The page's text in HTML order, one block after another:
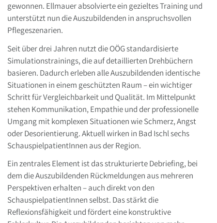
gewonnen. Ellmauer absolvierte ein gezieltes Training und
unterstützt nun die Auszubildenden in anspruchsvollen
Pflegeszenarien.
Seit über drei Jahren nutzt die OÖG standardisierte
Simulationstrainings, die auf detaillierten Drehbüchern
basieren. Dadurch erleben alle Auszubildenden identische
Situationen in einem geschützten Raum – ein wichtiger
Schritt für Vergleichbarkeit und Qualität. Im Mittelpunkt
stehen Kommunikation, Empathie und der professionelle
Umgang mit komplexen Situationen wie Schmerz, Angst
oder Desorientierung. Aktuell wirken in Bad Ischl sechs
SchauspielpatientInnen aus der Region.
Ein zentrales Element ist das strukturierte Debriefing, bei
dem die Auszubildenden Rückmeldungen aus mehreren
Perspektiven erhalten – auch direkt von den
SchauspielpatientInnen selbst. Das stärkt die
Reflexionsfähigkeit und fördert eine konstruktive